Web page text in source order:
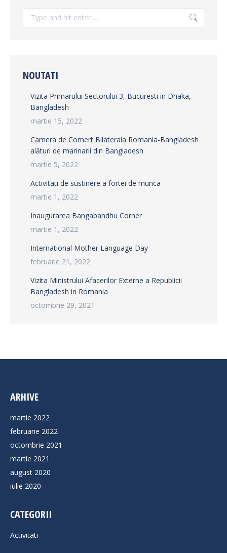
NOUTATI
Vizita Primarului Sectorului 3, Bucuresti in Dhaka,
Bangladesh
martie 15, 2022
Camera de Comert Bilaterala Romania-Bangladesh
alături de marinarii din Bangladesh
martie 5, 2022
Activitati de sustinere a fortei de munca
martie 1, 2022
Inaugurarea Bangabandhu Corner
martie 1, 2022
International Mother Language Day
februarie 21, 2022
Vizita Ministrului Afacerilor Externe a Republicii
Bangladesh in Romania
octombrie 29, 2021
ARHIVE
martie 2022
februarie 2022
octombrie 2021
martie 2021
august 2020
iulie 2020
CATEGORII
Activitati